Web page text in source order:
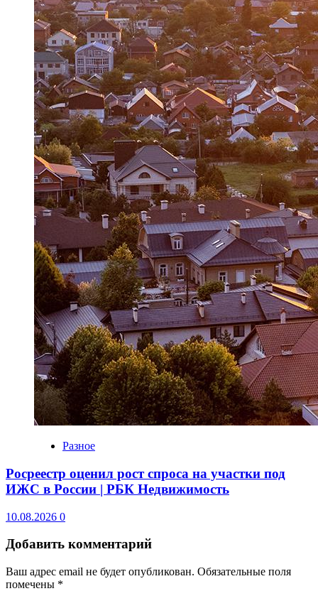
Разное
Росреестр оценил рост спроса на участки под
ИЖС в России | РБК Недвижимость
10.08.2026 0
Добавить комментарий
Ваш адрес email не будет опубликован. Обязательные поля
помечены *